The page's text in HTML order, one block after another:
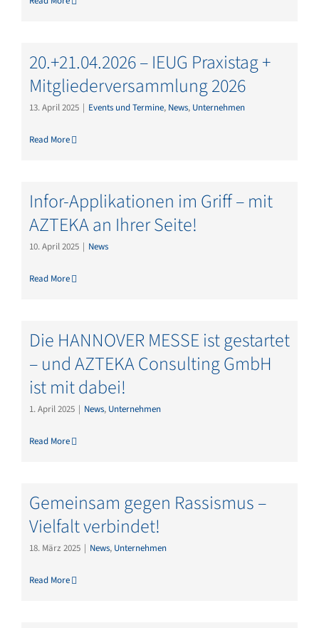
20.+21.04.2026 – IEUG Praxistag +
Mitgliederversammlung 2026
13. April 2025 | Events und Termine, News, Unternehmen
Read More
Infor-Applikationen im Griff – mit
AZTEKA an Ihrer Seite!
10. April 2025 | News
Read More
Die HANNOVER MESSE ist gestartet
– und AZTEKA Consulting GmbH
ist mit dabei!
1. April 2025 | News, Unternehmen
Read More
Gemeinsam gegen Rassismus –
Vielfalt verbindet!
18. März 2025 | News, Unternehmen
Read More